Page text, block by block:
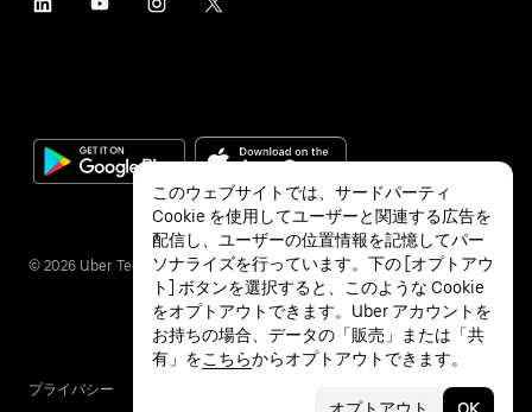
© 2026 Uber Technologies Inc.
プライバシー
このウェブサイトでは、サードパーティ
Cookie を使用してユーザーと関連する広告を
配信し、ユーザーの位置情報を記憶してパー
ソナライズを行っています。下の [オプトアウ
ト] ボタンを選択すると、このような Cookie
をオプトアウトできます。Uber アカウントを
お持ちの場合、データの「販売」または「共
有」をこちらからオプトアウトできます。